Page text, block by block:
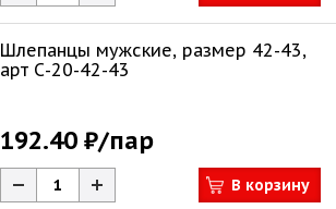
Шлепанцы мужские, размер 42-43,
арт С-20-42-43
192.40 ₽/пар
В корзину